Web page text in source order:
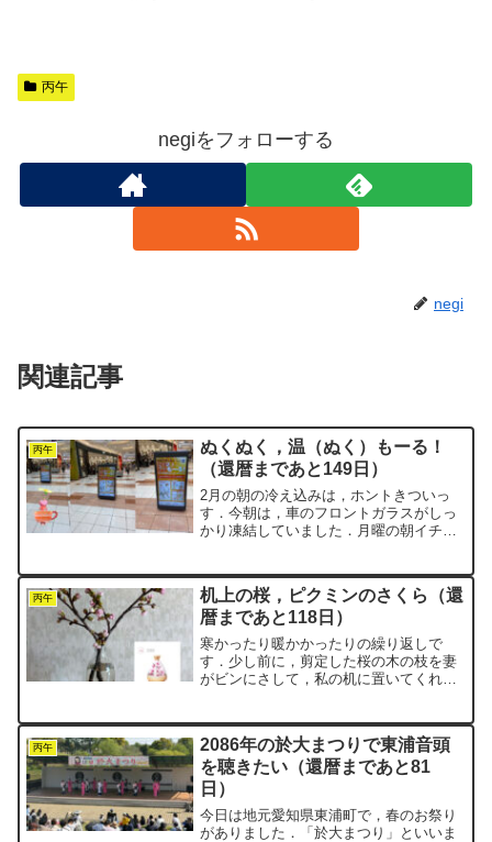
丙午
negiをフォローする
negi
関連記事
丙午
ぬくぬく，温（ぬく）もーる！
（還暦まであと149日）
2月の朝の冷え込みは，ホントきついっ
す．今朝は，車のフロントガラスがしっ
かり凍結していました．月曜の朝イチ
ら，また仕事へ……．週の初めは，なか
なか慌ただしいです．イオン...
丙午
机上の桜，ピクミンのさくら（還
暦まであと118日）
寒かったり暖かかったりの繰り返しで
す．少し前に，剪定した桜の木の枝を妻
がビンにさして，私の机に置いてくれま
ていました．それでも，緑色だったその
つぼみたちが，少しずつピン...
丙午
2086年の於大まつりで東浦音頭
を聴きたい（還暦まであと81
日）
今日は地元愛知県東浦町で，春のお祭り
がありました．「於大まつり」といいま